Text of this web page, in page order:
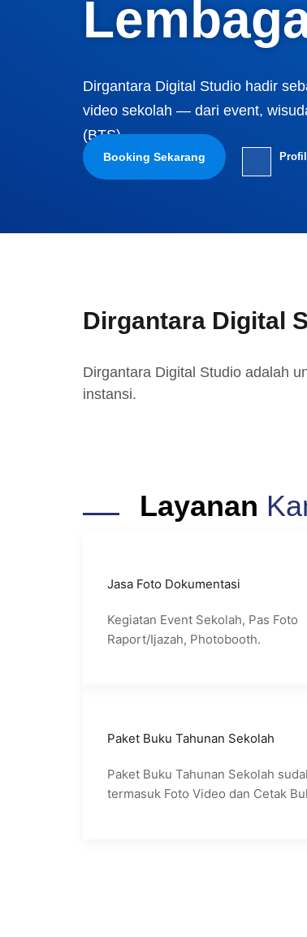
Dirgantara Digital Studio hadir
video sekolah — dari event,
(BTS).
Booking Sekarang
Dirgantara Digital
Dirgantara Digital Studio adalah
instansi.
Layanan
Jasa Foto Dokumentasi
Kegiatan Event Sekolah, Pas Foto
Raport/Ijazah, Photobooth.
Paket Buku Tahunan Sekolah
Paket Buku Tahunan Sekolah
termasuk Foto Video dan Cetak